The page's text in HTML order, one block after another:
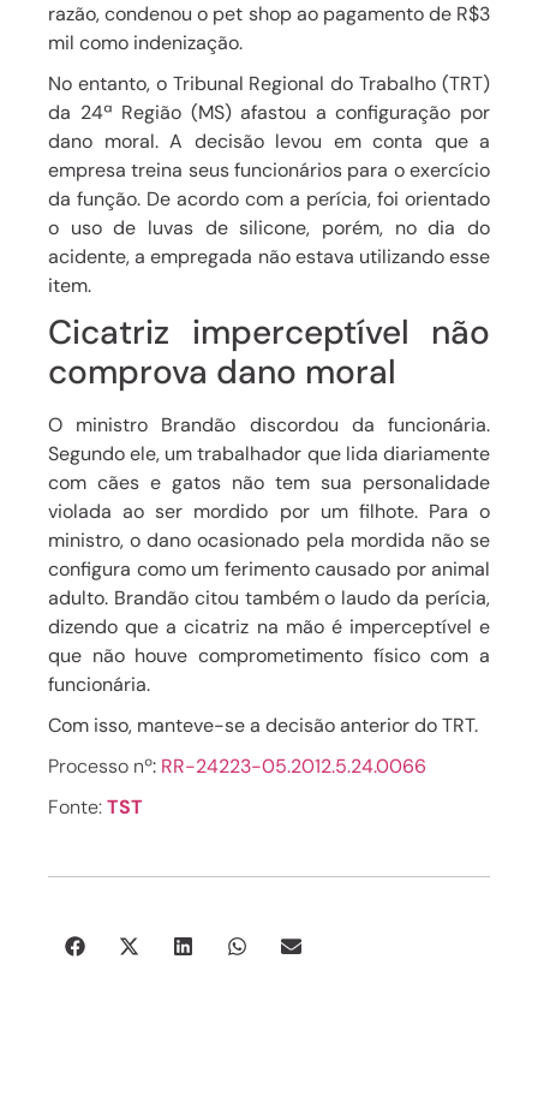
razão,condenou o pet shop ao pagamento de R$3
mil como indenização.
No entanto, o Tribunal Regional do Trabalho (TRT)
da 24ª Região (MS)afastou a configuração por
dano moral.A decisão levou em conta que a
empresa treina seus funcionários para o exercício
da função. De acordo com a perícia, foi orientado
o uso de luvas de silicone, porém, no dia do
acidente, a empregada não estava utilizando esse
item.
Cicatriz imperceptível não
comprova dano moral
O ministro Brandão discordou da funcionária.
Segundo ele, um trabalhador que lida diariamente
com cães e gatos não tem sua personalidade
violada ao ser mordido por um filhote. Para o
ministro, o dano ocasionado pela mordida não se
configura como um ferimento causado por animal
adulto. Brandão citou também o laudo da perícia,
dizendo quea cicatriz na mão é imperceptível e
que não houve comprometimento físicocom a
funcionária.
Com isso, manteve-se a decisão anterior do TRT.
Processo nº: RR-24223-05.2012.5.24.0066
Fonte:TST